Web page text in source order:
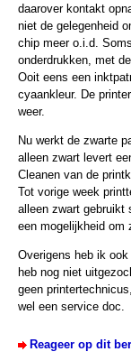
daarover kontakt
niet de gelegenheid
chip meer o.i.d.
onderdrukken, met
Ooit eens een
cyaankleur. De
weer.
Nu werkt de zwarte
alleen zwart levert
Cleanen van de
Tot vorige week
alleen zwart gebruikt
een mogelijkheid om
Overigens heb ik
heb nog niet
geen
wel een service doc.
Reageer op dit